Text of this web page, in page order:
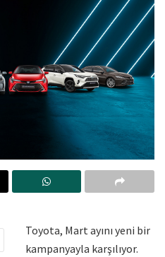
Toyota, Mart ayını yeni bir
kampanyayla karşılıyor.